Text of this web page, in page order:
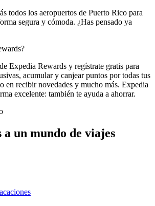
todos los aeropuertos de Puerto Rico para
segura y cómoda. ¿Has pensado ya
Expedia Rewards y regístrate gratis para
acumular y canjear puntos por todas tus
en recibir novedades y mucho más. Expedia
excelente: también te ayuda a ahorrar.
a un mundo de viajes